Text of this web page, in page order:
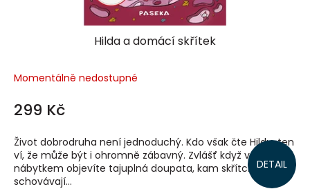
Hilda a domácí skřítek
Momentálně nedostupné
299 Kč
DETAIL
Život dobrodruha není jednoduchý. Kdo však čte Hildu, ten
ví, že může být i ohromně zábavný. Zvlášť když v pokoji za
nábytkem objevíte tajuplná doupata, kam skřítci
schovávají...